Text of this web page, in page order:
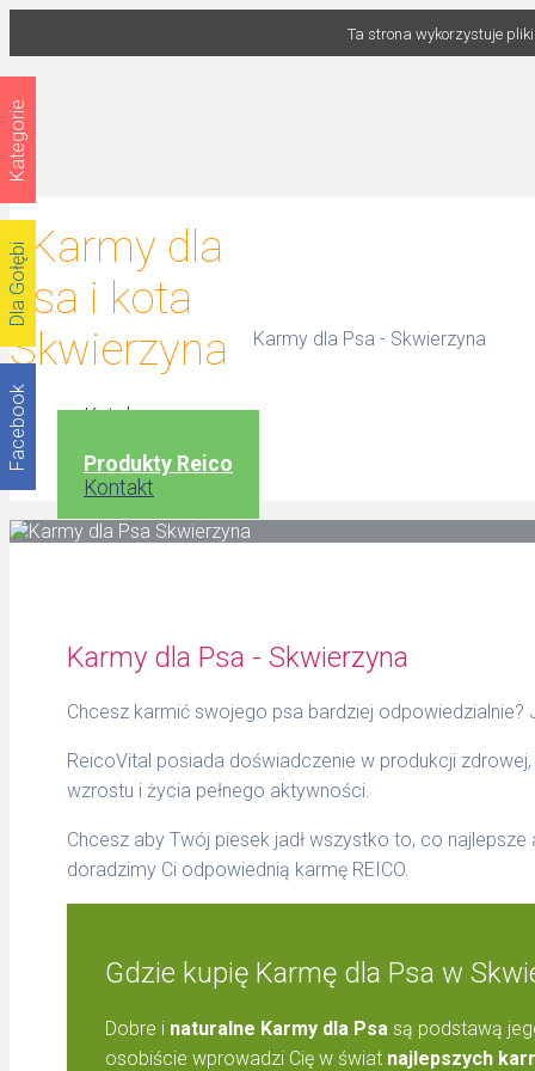
Ta strona wykorzystuje
Karmy dla Psa - Skwierzyna
Katalog
Produkty Reico
Kontakt
Karmy dla Psa - Skwierzyna
Chcesz karmić swojego psa bardziej
ReicoVital posiada doświadczenie w produkcji
wzrostu i życia pełnego aktywności.
Chcesz aby Twój piesek jadł wszystko to, co
doradzimy Ci odpowiednią karmę REICO.
Gdzie kupię Karmę dla Psa w
Dobre i naturalne Karmy dla Psa są podstawą
osobiście wprowadzi Cię w świat najlepszych
Facebook
Dla Gołębi
Kategorie